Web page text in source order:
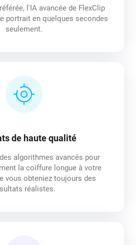
l'IA avancée de FlexClip
portrait en quelques secondes
seulement.
de haute qualité
algorithmes avancés pour
la coiffure longue à votre
vous obteniez toujours des
réalistes.